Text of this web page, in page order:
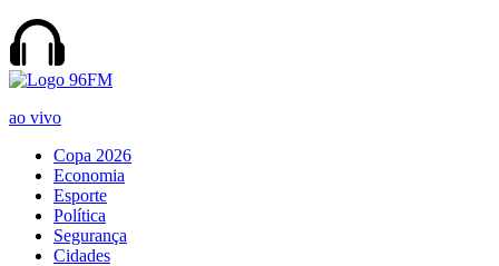
ao vivo
Copa 2026
Economia
Esporte
Política
Segurança
Cidades